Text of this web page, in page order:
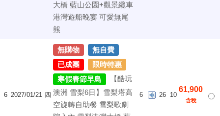
大橋 藍山公園+觀景纜車
港灣遊船晚宴 可愛無尾
熊
6 2027/01/21 四
無購物
無自費
已成團
限時特惠
寒假春節早鳥
【酷玩
澳洲 雪梨6日】雪梨塔高
空旋轉自助餐 雪梨歌劇
6 26 10
61,900
含稅